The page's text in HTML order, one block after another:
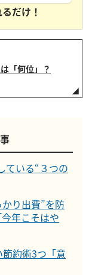
だけ！
「何位」？
ている“３つの
り出費”を防
年こそはや
節約術3つ「意